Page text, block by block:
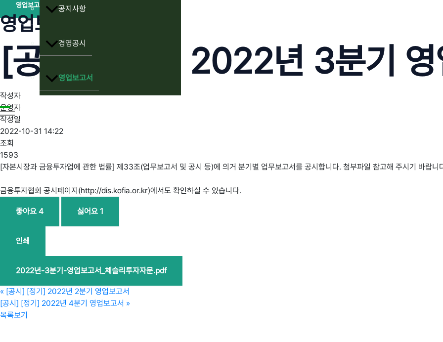
공지사항
경영공시
영업보고서
영업보고서
영업보고서
[공시] [정기] 2022년 3분기 영
작성자
운영자
작성일
2022-10-31 14:22
조회
1593
[자본시장과 금융투자업에 관한 법률] 제33조(업무보고서 및 공시 등)에 의거 분기별 업무보고서를 공시합니다. 첨부파일 참고해 주시기 바랍니
금융투자협회 공시페이지(http://dis.kofia.or.kr)에서도 확인하실 수 있습니다.
좋아요 4 싫어요 1
인쇄
2022년-3분기-영업보고서_체슬리투자자문.pdf
« [공시] [정기] 2022년 2분기 영업보고서
[공시] [정기] 2022년 4분기 영업보고서 »
목록보기